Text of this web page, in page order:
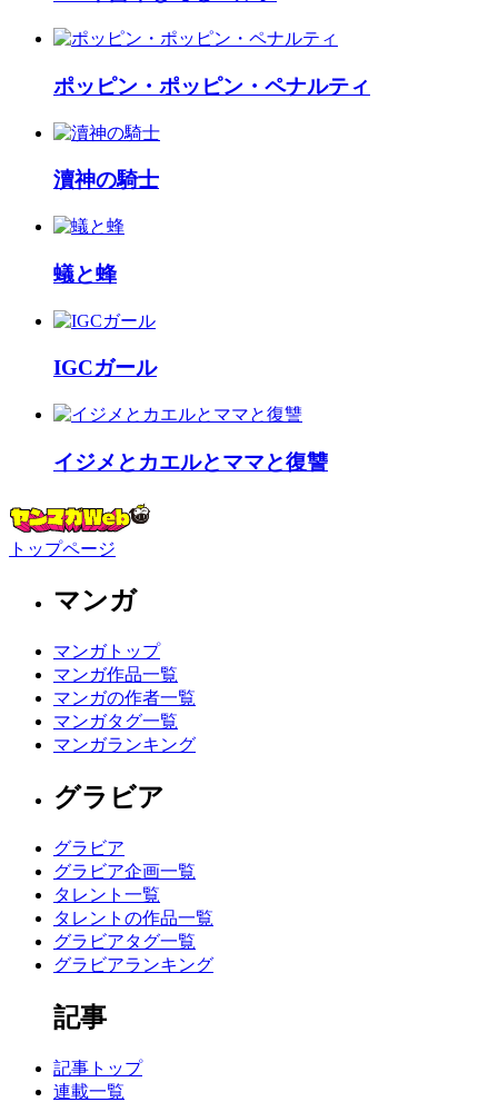
ポッピン・ポッピン・ペナルティ
瀆神の騎士
蟻と蜂
IGCガール
イジメとカエルとママと復讐
トップページ
マンガ
マンガトップ
マンガ作品一覧
マンガの作者一覧
マンガタグ一覧
マンガランキング
グラビア
グラビア
グラビア企画一覧
タレント一覧
タレントの作品一覧
グラビアタグ一覧
グラビアランキング
記事
記事トップ
連載一覧